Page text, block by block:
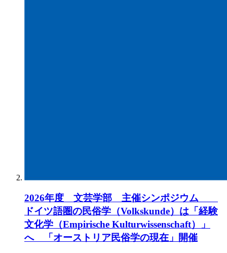
2026年度 文芸学部 主催シンポジウム
ドイツ語圏の民俗学（Volkskunde）は「経験
文化学（Empirische Kulturwissenschaft）」
へ 「オーストリア民俗学の現在」開催